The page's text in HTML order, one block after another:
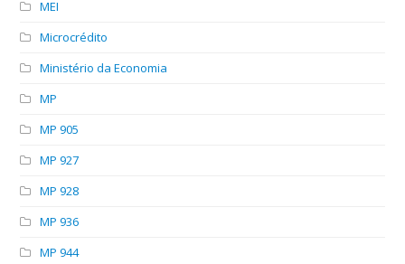
MEI
Microcrédito
Ministério da Economia
MP
MP 905
MP 927
MP 928
MP 936
MP 944